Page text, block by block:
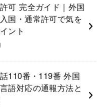
可 完全ガイド｜外国
国・通常許可で気を
ント
110番・119番 外国
語対応の通報方法と